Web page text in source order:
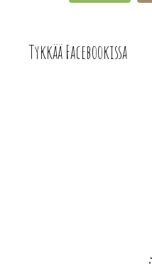
Tykkää Facebookissa